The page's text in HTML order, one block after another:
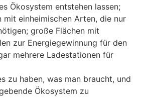
Ökosystem entstehen lassen;
einheimischen Arten, die nur
große Flächen mit
zur Energiegewinnung für den
mehrere Ladestationen für
zu haben, was man braucht, und
Ökosystem zu